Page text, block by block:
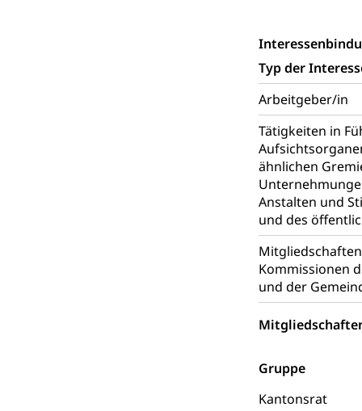
Typ der
Arbeitgeber/in
Tätigkeiten in
ähnlichen
Anstalten und
und des
Kommissionen
und der
Gruppe
Kantonsrat
Amt für
Ausweise und
Reisepass,
Reisepass,
Einbürgerung
Nationalität,
Geburt
Kinder und
Mündigkeit,
Kinder- und
Hauspflege,
Betreuende
Religion